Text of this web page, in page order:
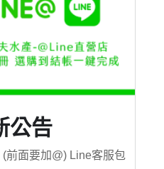
公告
前面要加@) Line客服包